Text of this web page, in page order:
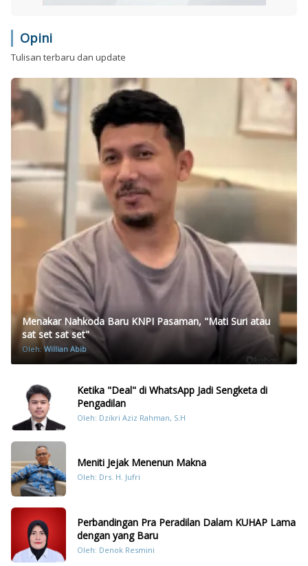
Opini
Tulisan terbaru dan update
Menakar Nahkoda Baru KNPI Pasaman, "Mati Suri atau
sat set sat set"
Oleh:Willian Abib
Ketika "Deal" di WhatsApp Jadi Sengketa di
Pengadilan
Oleh: Dzikri Aziz Rahman, S.H
Meniti Jejak Menenun Makna
Oleh: Drs. H. Jufri
Perbandingan Pra Peradilan Dalam KUHAP Lama
dengan yang Baru
Oleh: Denok Resmini